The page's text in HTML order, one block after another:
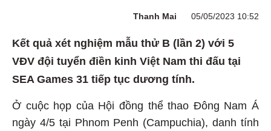
Thanh Mai 05/05/2023 10:52
Kết quả xét nghiệm mẫu thử B (lần 2) với 5
VĐV đội tuyển điền kinh Việt Nam thi đấu tại
SEA Games 31 tiếp tục dương tính.
Ở cuộc họp của Hội đồng thể thao Đông Nam Á
ngày 4/5 tại Phnom Penh (Campuchia), danh tính